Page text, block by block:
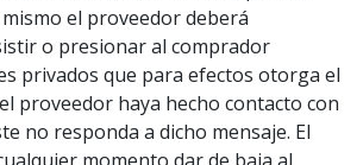
el proveedor deberá
o presionar al comprador
privados que para efectos otorga el
proveedor haya hecho contacto con
no responda a dicho mensaje. El